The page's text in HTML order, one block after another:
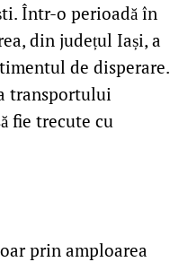
Într-o perioadă în
din județul Iași, a
de disperare.
transportului
fie trecute cu
prin amploarea